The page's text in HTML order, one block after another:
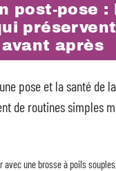
post-pose :
après
pose et la santé de
de routines simples
avec une brosse à poils